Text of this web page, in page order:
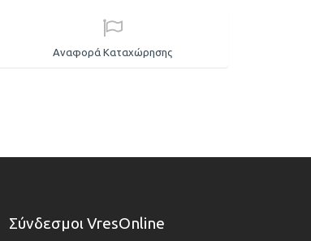
Αναφορά Καταχώρησης
Σύνδεσμοι VresOnline